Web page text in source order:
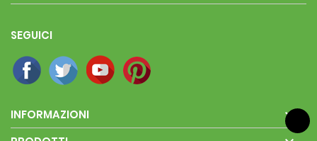
SEGUICI
INFORMAZIONI 